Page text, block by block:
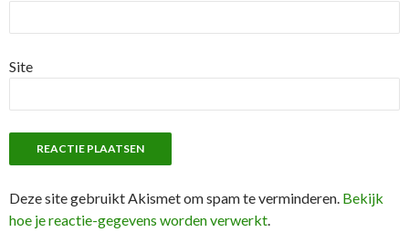
Site
Deze site gebruikt Akismet om spam te verminderen. Bekijk
hoe je reactie-gegevens worden verwerkt.